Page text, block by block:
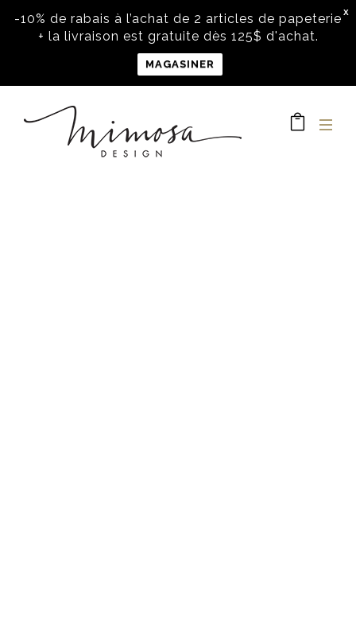
X
-10% de rabais à l’achat de 2 articles de papeterie
+ la livraison est gratuite dès 125$ d'achat.
MAGASINER